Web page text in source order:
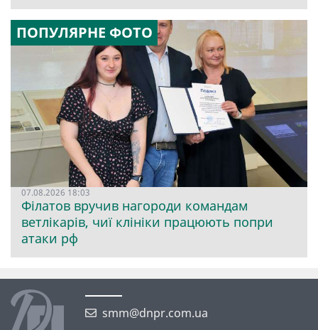
ПОПУЛЯРНЕ ФОТО
07.08.2026 18:03
Філатов вручив нагороди командам
ветлікарів, чиї клініки працюють попри
атаки рф
smm@dnpr.com.ua